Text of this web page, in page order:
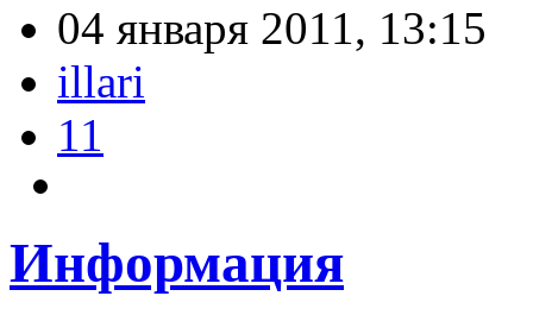
04 января 2011, 13:15
illari
11
Информация